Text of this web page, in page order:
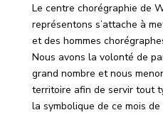
Le centre chorégraphie de
représentons s’attache à
et des hommes
Nous avons la volonté de
grand nombre et nous
territoire afin de servir tout
la symbolique de ce mois